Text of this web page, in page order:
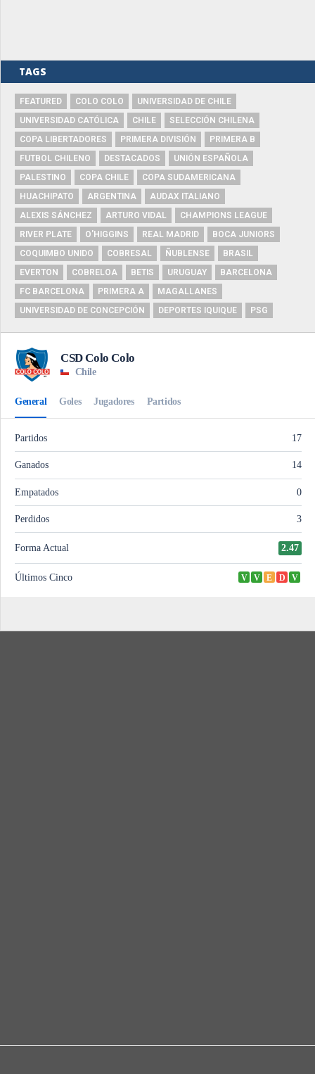
TAGS
FEATURED COLO COLO
UNIVERSIDAD DE CHILE
UNIVERSIDAD CATÓLICA
CHILE
SELECCIÓN CHILENA
COPA LIBERTADORES
PRIMERA DIVISIÓN
PRIMERA B
FUTBOL CHILENO
DESTACADOS
UNIÓN ESPAÑOLA
PALESTINO
COPA CHILE
COPA SUDAMERICANA
HUACHIPATO
ARGENTINA
AUDAX ITALIANO
ALEXIS SÁNCHEZ
ARTURO VIDAL
CHAMPIONS LEAGUE
RIVER PLATE
O'HIGGINS REAL MADRID
BOCA JUNIORS
COQUIMBO UNIDO
COBRESAL ÑUBLENSE
BRASIL
EVERTON
COBRELOA BETIS URUGUAY
BARCELONA
FC BARCELONA
PRIMERA A
MAGALLANES
UNIVERSIDAD DE CONCEPCIÓN
DEPORTES IQUIQUE PSG